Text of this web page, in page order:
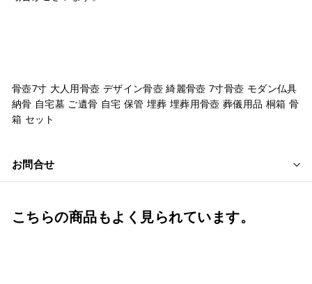
骨壺7寸 大人用骨壺 デザイン骨壺 綺麗骨壺 7寸骨壺 モダン仏具
納骨 自宅墓 ご遺骨 自宅 保管 埋葬 埋葬用骨壺 葬儀用品 桐箱 骨
箱 セット
お問合せ
こちらの商品もよく見られています。